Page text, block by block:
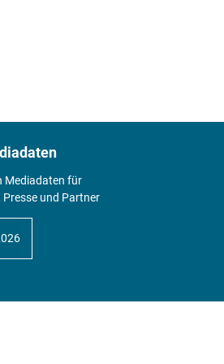
Mediadaten für
Presse und Partner